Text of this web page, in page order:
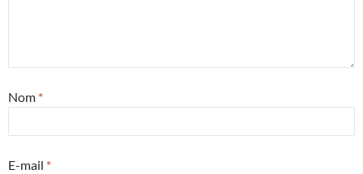
Nom *
E-mail *